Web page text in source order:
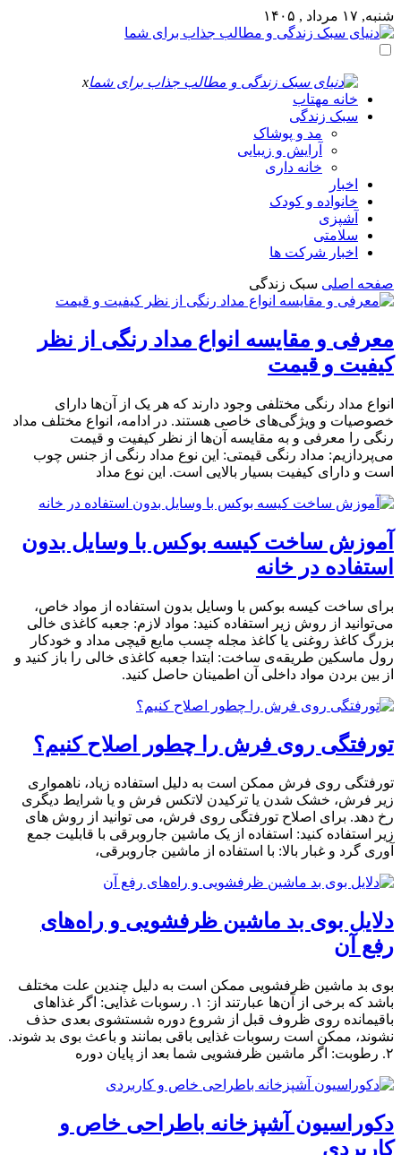
شنبه, ۱۷ مرداد , ۱۴۰۵
x
خانه مهتاب
سبک زندگی
مد و پوشاک
آرایش و زیبایی
خانه داری
اخبار
خانواده و کودک
آشپزی
سلامتی
اخبار شرکت ها
صفحه اصلی سبک زندگی
معرفی و مقایسه انواع مداد رنگی از نظر
کیفیت و قیمت
انواع مداد رنگی مختلفی وجود دارند که هر یک از آن‌ها دارای
خصوصیات و ویژگی‌های خاصی هستند. در ادامه، انواع مختلف مداد
رنگی را معرفی و به مقایسه آن‌ها از نظر کیفیت و قیمت
می‌پردازیم: مداد رنگی قیمتی: این نوع مداد رنگی از جنس چوب
است و دارای کیفیت بسیار بالایی است. این نوع مداد
آموزش ساخت کیسه بوکس با وسایل بدون
استفاده در خانه
برای ساخت کیسه بوکس با وسایل بدون استفاده از مواد خاص،
می‌توانید از روش زیر استفاده کنید: مواد لازم: جعبه کاغذی خالی
بزرگ کاغذ روغنی یا کاغذ مجله چسب مایع قیچی مداد و خودکار
رول ماسکین طریقه‌ی ساخت: ابتدا جعبه کاغذی خالی را باز کنید و
از بین بردن مواد داخلی آن اطمینان حاصل کنید.
تورفتگی روی فرش را چطور اصلاح کنیم؟
تورفتگی روی فرش ممکن است به دلیل استفاده زیاد، ناهمواری
زیر فرش، خشک شدن یا ترکیدن لاتکس فرش و یا شرایط دیگری
رخ دهد. برای اصلاح تورفتگی روی فرش، می توانید از روش های
زیر استفاده کنید: استفاده از یک ماشین جاروبرقی با قابلیت جمع
آوری گرد و غبار بالا: با استفاده از ماشین جاروبرقی،
دلایل بوی بد ماشین ظرفشویی و راه‌های
رفع آن
بوی بد ماشین ظرفشویی ممکن است به دلیل چندین علت مختلف
باشد که برخی از آن‌ها عبارتند از: ۱. رسوبات غذایی: اگر غذاهای
باقیمانده روی ظروف قبل از شروع دوره شستشوی بعدی حذف
نشوند، ممکن است رسوبات غذایی باقی بمانند و باعث بوی بد شوند.
۲. رطوبت: اگر ماشین ظرفشویی شما بعد از پایان دوره
دکوراسیون آشپزخانه باطراحی خاص و
کاربردی